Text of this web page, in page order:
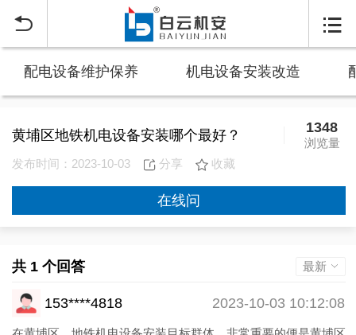
 
配电设备维护保养 机电设备安装改造
黄埔区地铁机电设备安装哪个最好？ 1348
浏览量
发布时间：2023-10-03
分享 收藏
在线问
共 1 个回答 最新
153****4818 2023-10-03 10:12:08